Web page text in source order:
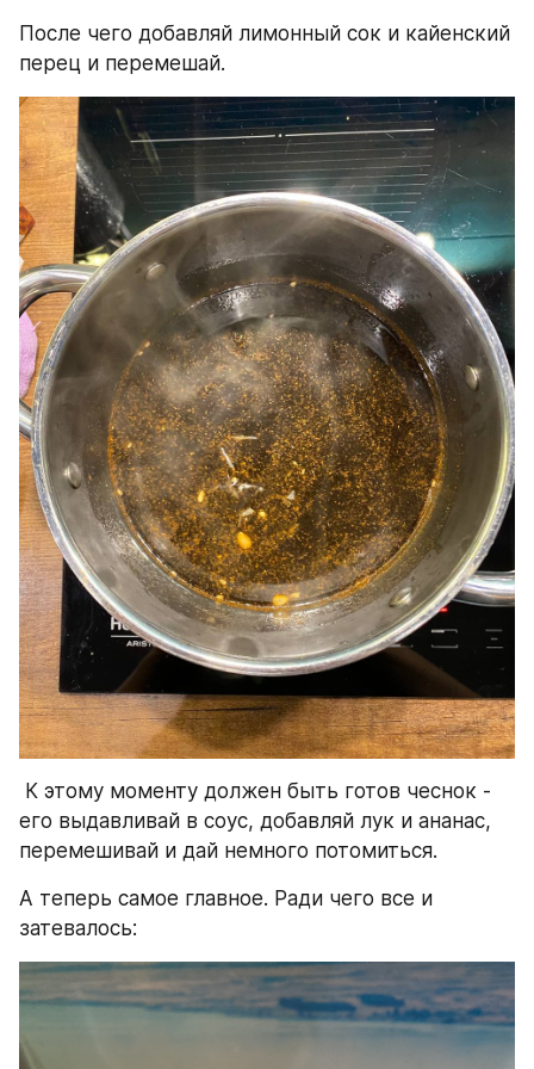
После чего добавляй лимонный сок и кайенский
перец и перемешай.
его выдавливай в соус, добавляй лук и ананас,
перемешивай и дай немного потомиться.
А теперь самое главное. Ради чего все и
затевалось: